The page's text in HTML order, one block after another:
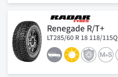
Renegade R/T+
LT285/60 R 18 118/115Q